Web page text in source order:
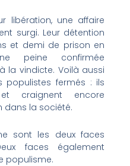
libération, une affaire
surgi. Leur détention
et demi de prison en
peine confirmée
la vindicte. Voilà aussi
populistes fermés : ils
craignent encore
dans la société.
sont les deux faces
faces également
populisme.